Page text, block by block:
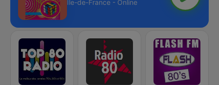
Île-de-France - Online